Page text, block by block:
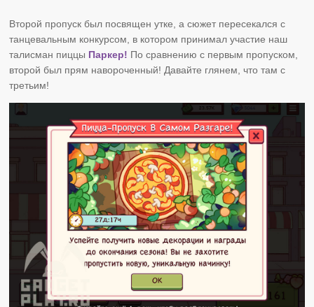
Второй пропуск был посвящен утке, а сюжет пересекался с
танцевальным конкурсом, в котором принимал участие наш
талисман пиццы Паркер! По сравнению с первым пропуском,
второй был прям навороченный! Давайте глянем, что там с
третьим!